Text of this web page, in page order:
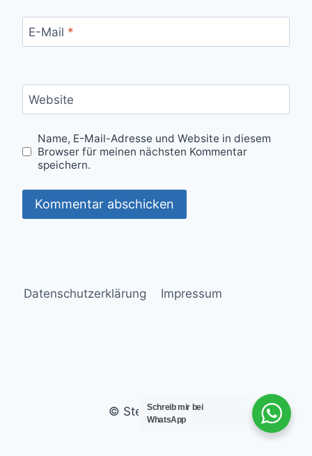
E-Mail *
Website
Name, E-Mail-Adresse und Website in diesem
Browser für meinen nächsten Kommentar
speichern.
Datenschutzerklärung Impressum
© Stefanie Goral
Schreib mir bei
WhatsApp